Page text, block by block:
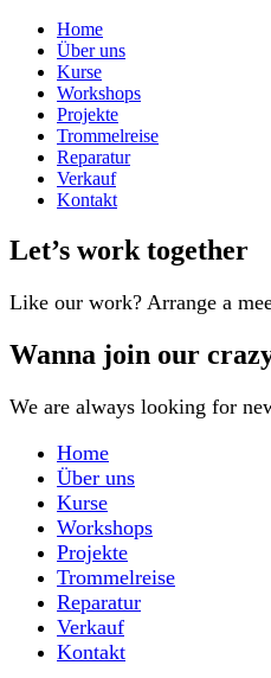
Home
Über uns
Kurse
Workshops
Projekte
Trommelreise
Reparatur
Verkauf
Kontakt
Let’s work together
Like our work? Arrange a
Wanna join our
We are always looking for
Home
Über uns
Kurse
Workshops
Projekte
Trommelreise
Reparatur
Verkauf
Kontakt